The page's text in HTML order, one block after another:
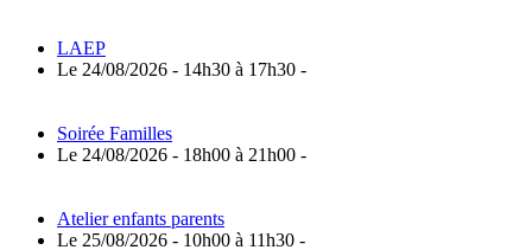
LAEP
Le 24/08/2026 - 14h30 à 17h30 -
Soirée Familles
Le 24/08/2026 - 18h00 à 21h00 -
Atelier enfants parents
Le 25/08/2026 - 10h00 à 11h30 -